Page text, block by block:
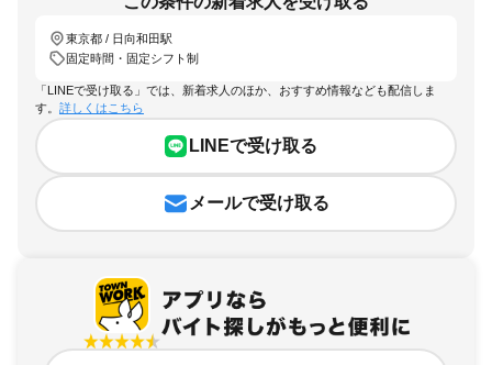
東京都 / 日向和田駅
固定時間・固定シフト制
「LINEで受け取る」では、新着求人のほか、おすすめ情報なども配信しま
す。 詳しくはこちら
LINEで受け取る
メールで受け取る